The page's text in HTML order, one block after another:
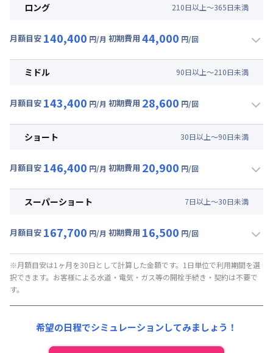
ロング 210日以上～365日未満
月額目安 140,400 円/月 初期費用 44,000 円/回
月額賃料目安(30日利用)
光熱費他 : 24,000円/月 (800円/日) (税抜)
その他費用 :
初期費用
ミドル 90日以上～210日未満
月額目安 143,400 円/月 初期費用 28,600 円/回
月額賃料目安(30日利用)
光熱費他 : 24,000円/月 (800円/日) (税抜)
その他費用 :
初期費用
ショート 30日以上～90日未満
月額目安 146,400 円/月 初期費用 20,900 円/回
月額賃料目安(30日利用)
光熱費他 : 24,000円/月 (800円/日) (税抜)
その他費用 :
管理費: 6,000円/月 (200円/日)
初期費用
スーパーショート 7日以上～30日未満
月額目安 167,700 円/月 初期費用 16,500 円/回
月額賃料目安(30日利用)
賃料 : 123,000円/月 (4,100円/日) (税抜)
光熱費他 :
その他費用 :
6,000円/月 (200円/日)
※月額目安は1ヶ月を30日として計算した金額です。1日単位で利用期間を選
択できます。お客様による水道・電気・ガス等の開栓手続き・契約は不要で
す。
希望の日程でシミュレーションしてみましょう！